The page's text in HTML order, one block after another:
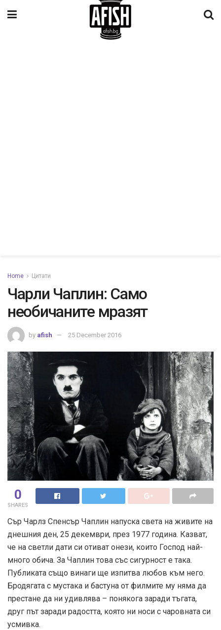
Home Цитати
Чарли Чаплин: Само
необичаните мразят
by afish 25 December 2016
0
SHARES
Сър Чарлз Спенсър Чаплин напуска света на живите на
днешния ден, 25 декември, през 1977 година. Казват,
че на светли дати си отиват онези, които Господ най-
много обича. За Чаплин това със сигурност е така.
Публиката също винаги ще изпитва любов към него.
Бродягата с мустака и бастуна от филмите му няма да
престане да ни удивлява – понякога заради тъгата,
друг път заради радостта, която ни носи с чаровната си
усмивка.